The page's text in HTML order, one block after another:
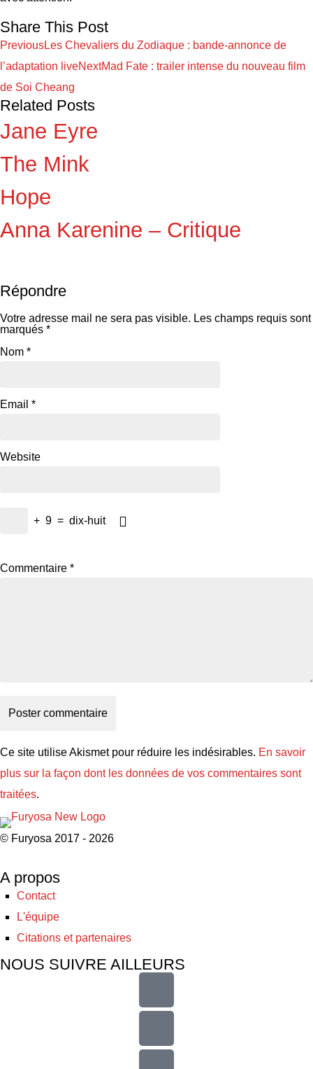
Share This Post
PreviousLes Chevaliers du Zodiaque : bande-annonce de
l’adaptation liveNextMad Fate : trailer intense du nouveau film
de Soi Cheang
Related Posts
Jane Eyre
The Mink
Hope
Anna Karenine – Critique
Répondre
Votre adresse mail ne sera pas visible. Les champs requis sont
marqués *
Nom *
Email *
Website
+ 9 = dix-huit
Commentaire *
Ce site utilise Akismet pour réduire les indésirables. En savoir
plus sur la façon dont les données de vos commentaires sont
traitées.
© Furyosa 2017 - 2026
A propos
Contact
L'équipe
Citations et partenaires
NOUS SUIVRE AILLEURS